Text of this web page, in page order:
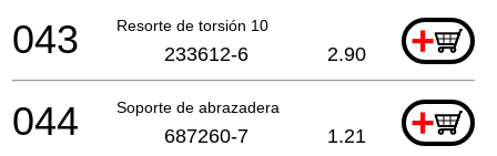
Resorte de torsión 10 +
043 233612-6 2.90
Soporte de abrazadera +
044 687260-7 1.21